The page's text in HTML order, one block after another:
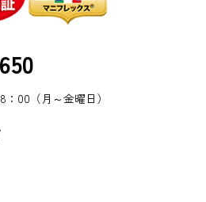
00（月～金曜日）